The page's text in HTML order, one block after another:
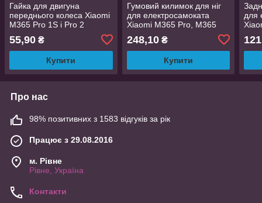
Гайка для двигуна
переднього колеса Xiaomi
M365 Pro 1S і Pro 2
55,90 ₴
Купити
Гумовий килимок для ніг
для електросамоката
Xiaomi M365 Pro, M365
248,10₴
Купити
для
Про нас
98% позитивних з 1583 відгуків за рік
Працює з 29.08.2016
м. Рівне
Рівне, Україна
Контакти